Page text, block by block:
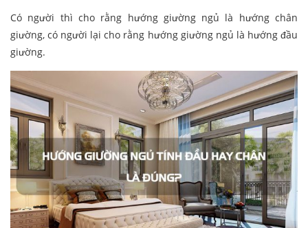
Có người thì cho rằng hướng giường ngủ là hướng chân
giường, có người lại cho rằng hướng giường ngủ là hướng đầu
giường.